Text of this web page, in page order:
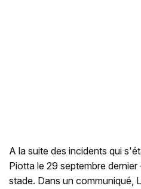
A la suite des incidents qui
Piotta le 29 septembre
stade. Dans un communiqué,